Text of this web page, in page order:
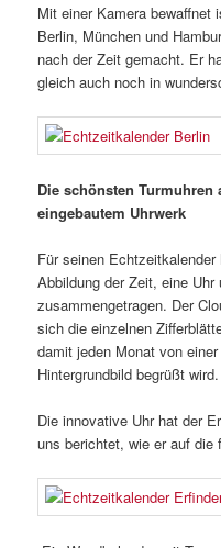
Mit einer Kamera bewaffnet
Berlin, München und
nach der Zeit gemacht. Er
gleich auch noch in
Die schönsten Turmuhren
eingebautem Uhrwerk
Für seinen
Abbildung der Zeit, eine Uhr
zusammengetragen. Der
sich die einzelnen
damit jeden Monat von
Hintergrundbild begrüßt wird.
Die innovative Uhr hat der
uns berichtet, wie er auf